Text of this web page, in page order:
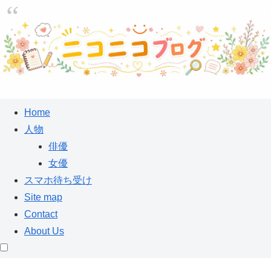
Home
人物
俳優
女優
スマホ待ち受け
Site map
Contact
About Us